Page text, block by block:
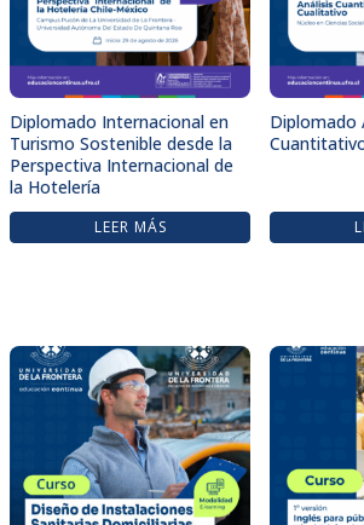
Diplomado Internacional en
Turismo Sostenible desde la
Perspectiva Internacional de
la Hotelería
LEER MÁS
Diplomado